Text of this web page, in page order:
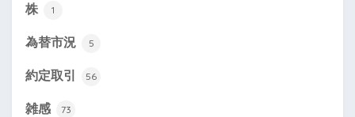
株 1
為替市況 5
約定取引 56
雑感 73